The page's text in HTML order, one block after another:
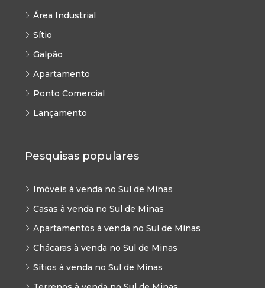
Área Industrial
Sítio
Galpão
Apartamento
Ponto Comercial
Lançamento
Pesquisas populares
Imóveis à venda no Sul de Minas
Casas à venda no Sul de Minas
Apartamentos à venda no Sul de Minas
Chácaras à venda no Sul de Minas
Sítios à venda no Sul de Minas